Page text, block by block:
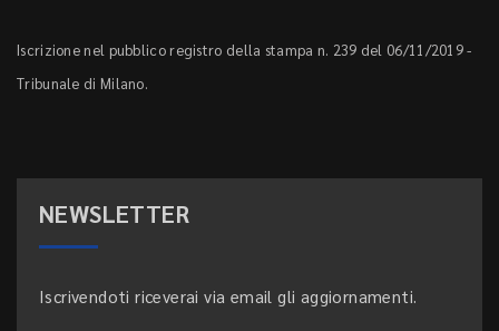
Iscrizione nel pubblico registro della stampa n. 239 del 06/11/2019 -
Tribunale di Milano.
NEWSLETTER
Iscrivendoti riceverai via email gli aggiornamenti.